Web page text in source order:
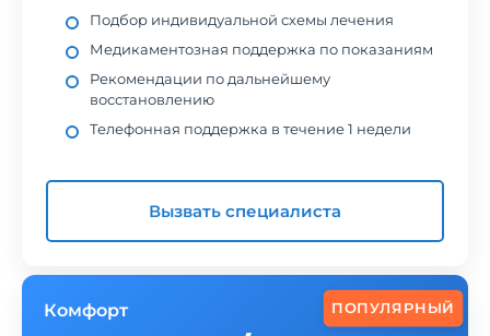
Подбор индивидуальной схемы лечения
Медикаментозная поддержка по показаниям
Рекомендации по дальнейшему
восстановлению
Телефонная поддержка в течение 1 недели
Вызвать специалиста
ПОПУЛЯРНЫЙ
Комфорт